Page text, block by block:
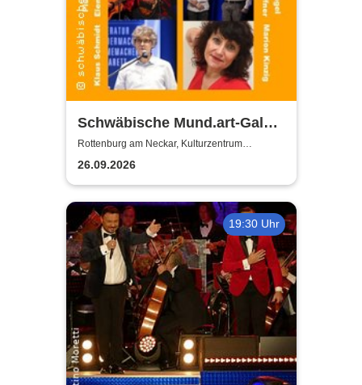
Schwäbische Mund.art-Gala -
Blaupreisträger*innen von
2002 bis 2025
Rottenburg am Neckar, Kulturzentrum
Zehntscheuer
26.09.2026
19:30 Uhr